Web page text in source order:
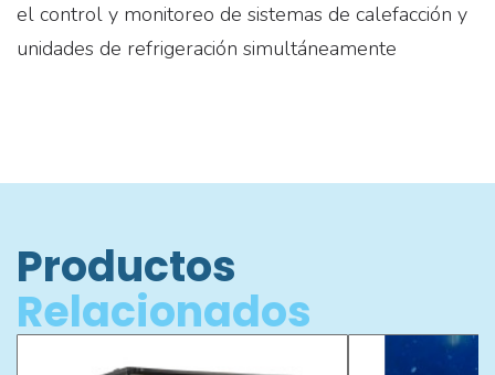
el control y monitoreo de sistemas de calefacción y
unidades de refrigeración simultáneamente
Productos
Relacionados